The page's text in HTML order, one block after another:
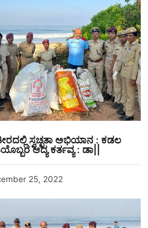
ಸ್ವಚ್ಛತಾ ಅಭಿಯಾನ : ಕಡಲ
ಆದ್ಯ ಕರ್ತವ್ಯ : ಡಾ||
25, 2022